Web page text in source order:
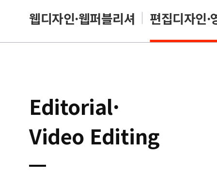
웹디자인·웹퍼블리셔 편집디자인·
Editorial·
Video Editing